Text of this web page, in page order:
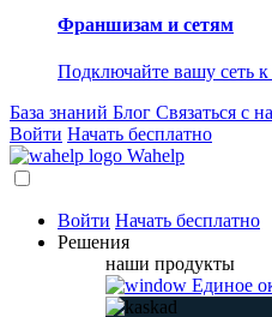
Франшизам и сетям
Подключайте вашу сеть к
База знаний Блог Связаться с
Войти Начать бесплатно
Wahelp
Войти Начать бесплатно
Решения
наши продукты
Единое